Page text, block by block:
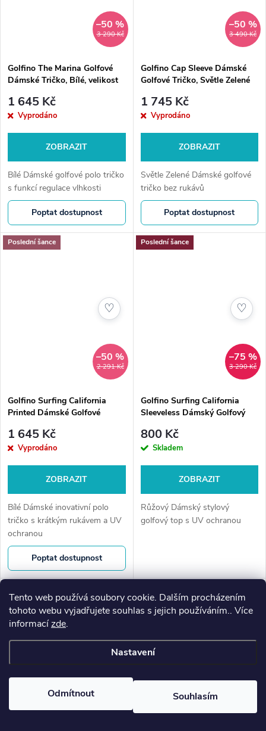
Tento web používá soubory cookie. Dalším procházením
tohoto webu vyjadřujete souhlas s jejich používáním.. Více
informacízde.
Nastavení
Odmítnout Souhlasím
3 290 Kč
–50 %
Golfino The Marina Golfové
Dámské Tričko, Bílé, velikost
1 645 Kč
Vyprodáno
ZOBRAZIT
Bílé Dámské golfové polo tričko
s funkcí regulace vlhkosti
Poptat dostupnost
3 490 Kč
–50 %
Golfino Cap Sleeve Dámské
Golfové Tričko, Světle Zelené
1 745 Kč
Vyprodáno
ZOBRAZIT
Světle Zelené Dámské golfové
tričko bez rukávů
Poptat dostupnost
Poslední šance
2 291 Kč
–50 %
Golfino Surfing California
Printed Dámské Golfové
1 645 Kč
Vyprodáno
ZOBRAZIT
Bílé Dámské inovativní polo
tričko s krátkým rukávem a UV
ochranou
Poptat dostupnost
♡
Poslední šance
3 290 Kč
–75 %
Golfino Surfing California
Sleeveless Dámský Golfový
800 Kč
Skladem
ZOBRAZIT
Růžový Dámský stylový
golfový top s UV ochranou
♡
♡ ♡
♥Oblíbené 0